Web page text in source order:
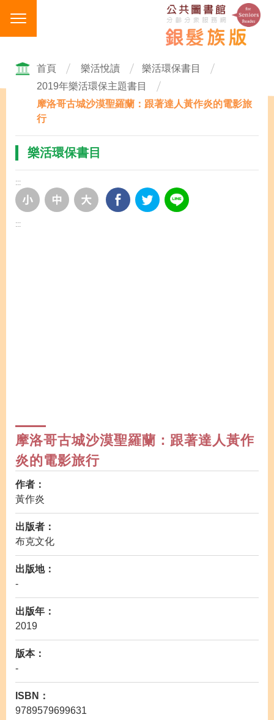
主
首頁 樂活悅讀
樂活環保書目
2019年樂活環保主題書目
摩洛哥古城沙漠聖羅蘭：跟著達人黃作炎的電影旅
行
樂活環保書目
:::
:::
摩洛哥古城沙漠聖羅蘭：跟著達人黃作
炎的電影旅行
作者：
黃作炎
出版者：
布克文化
出版地：
-
出版年：
2019
版本：
-
ISBN：
9789579699631